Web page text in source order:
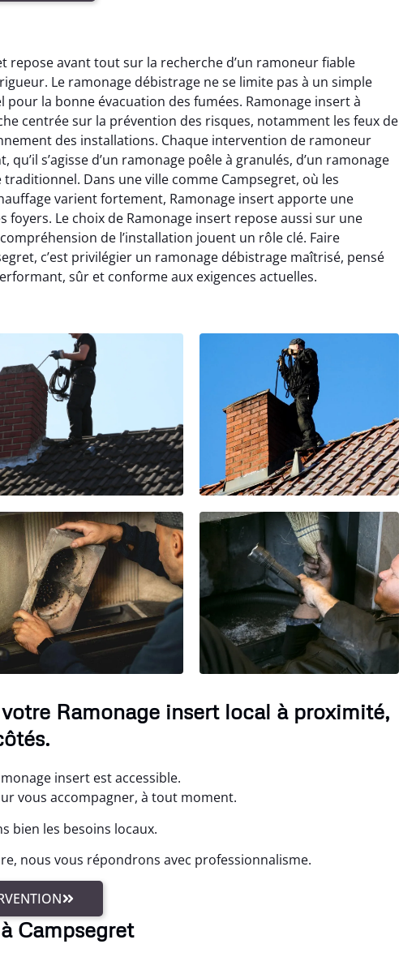
repose avant tout sur la recherche d’un ramoneur fiable
Le ramonage débistrage ne se limite pas à un simple
la bonne évacuation des fumées. Ramonage insert à
centrée sur la prévention des risques, notamment les feux de
des installations. Chaque intervention de ramoneur
s’agisse d’un ramonage poêle à granulés, d’un ramonage
Dans une ville comme Campsegret, où les
varient fortement, Ramonage insert apporte une
foyers. Le choix de Ramonage insert repose aussi sur une
de l’installation jouent un rôle clé. Faire
c’est privilégier un ramonage débistrage maîtrisé, pensé
sûr et conforme aux exigences actuelles.
Ramonage insert local à proximité,
insert est accessible.
vous accompagner, à tout moment.
bien les besoins locaux.
nous vous répondrons avec professionnalisme.
Campsegret